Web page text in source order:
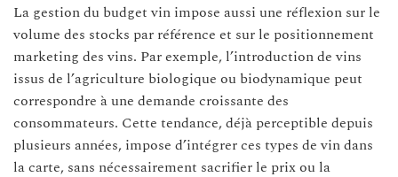
La gestion du budget vin impose aussi une réflexion sur le
volume des stocks par référence et sur le positionnement
marketing des vins. Par exemple, l’introduction de vins
issus de l’agriculture biologique ou biodynamique peut
correspondre à une demande croissante des
consommateurs. Cette tendance, déjà perceptible depuis
plusieurs années, impose d’intégrer ces types de vin dans
la carte, sans nécessairement sacrifier le prix ou la